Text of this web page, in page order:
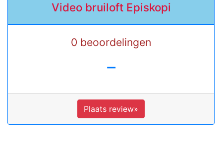
Video bruiloft Episkopi
0 beoordelingen
-
Plaats review»